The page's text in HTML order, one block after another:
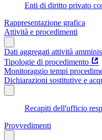
Enti di diritto privato
Rappresentazione grafica
Attività e procedimenti
Dati aggregati attività
Tipologie di procedimento
Monitoraggio tempi
Dichiarazioni sostitutive e
Recapiti dell'ufficio
Provvedimenti